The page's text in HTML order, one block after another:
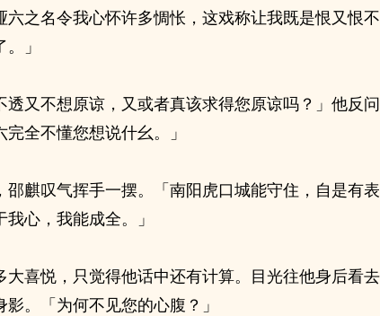
六之名令我心怀许多惆怅，这戏称让我既是恨又恨
」
透又不想原谅，又或者真该求得您原谅吗？」他反
全不懂您想说什幺。」
邵麒叹气挥手一摆。「南阳虎口城能守住，自是有
我心，我能成全。」
大喜悦，只觉得他话中还有计算。目光往他身后看
影。「为何不见您的心腹？」